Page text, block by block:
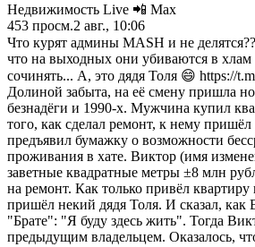
Недвижимость Live 📲 Max
453 просм.2 авг., 10:06
Что курят админы MASH и не
что на выходных они убиваются в
сочинять... А, это дядя Толя 😄 https://
Долиной забыта, на её смену пришла
безнадёги и 1990-х. Мужчина купил
того, как сделал ремонт, к нему
предъявил бумажку о возможности
проживания в хате. Виктор (имя
заветные квадратные метры ±8 млн
на ремонт. Как только привёл
пришёл некий дядя Толя. И сказал, как
"Брате": "Я буду здесь жить". Тогда
предыдущим владельцем. Оказалось,